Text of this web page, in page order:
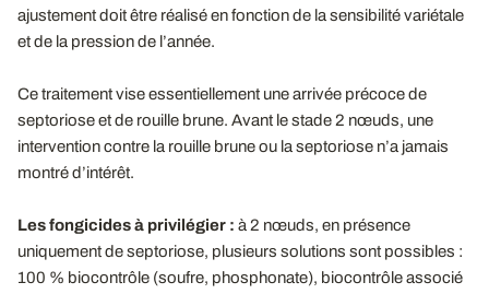
ajustement doit être réalisé en fonction de la sensibilité variétale
et de la pression de l’année.
Ce traitement vise essentiellement une arrivée précoce de
septoriose et de rouille brune. Avant le stade 2 nœuds, une
intervention contre la rouille brune ou la septoriose n’a jamais
montré d’intérêt.
Les fongicides à privilégier : à 2 nœuds, en présence
uniquement de septoriose, plusieurs solutions sont possibles :
100 % biocontrôle (soufre, phosphonate), biocontrôle associé